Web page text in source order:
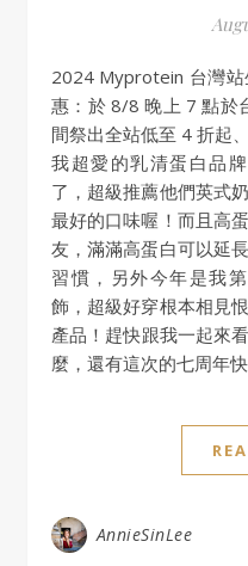
2024 Myprotein 台灣站生日慶「最初的起點」快閃優
惠：於 8/8 晚上 7 點於
間祭出全站低至 4 折起
我超愛的乳清蛋白品
了，超級推薦他們英式
最好的口味喔！而且高
友，滿滿高蛋白可以延
習慣，另外今年是我
飾，超級好穿根本相見
產品！趕快跟我一起來
麼，還有這次的七周年
AnnieSinLee